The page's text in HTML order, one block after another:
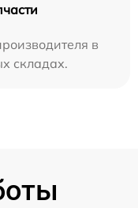
в
складах.